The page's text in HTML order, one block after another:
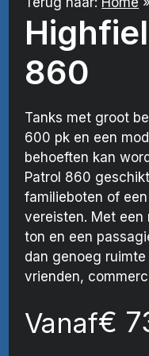
860
Tanks met groot
600 pk en een
behoeften kan
Patrol 860
familieboten of
vereisten. Met een
ton en een
dan genoeg
vrienden,
Vanaf€